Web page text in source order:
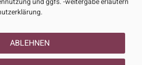
ABLEHNEN